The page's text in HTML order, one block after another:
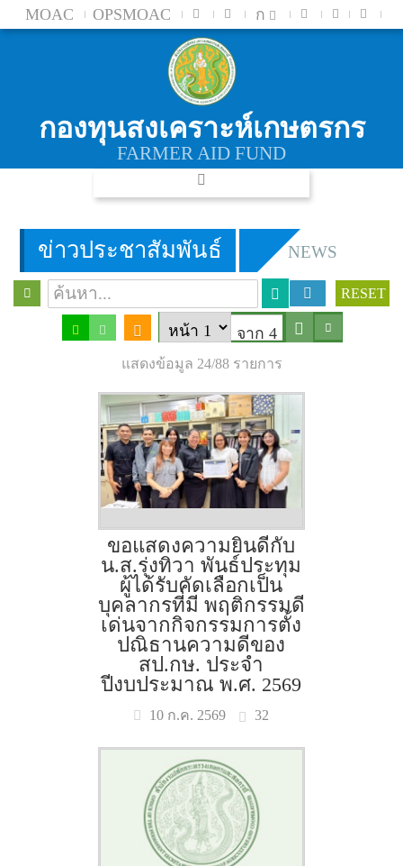
MOAC OPSMOAC ก
กองทุนสงเคราะห์เกษตรกร
FARMER AID FUND
ข่าวประชาสัมพันธ์ NEWS
RESET
จาก 4
แสดงข้อมูล 24/88 รายการ
ขอแสดงความยินดีกับ
น.ส.รุ่งทิวา พันธ์ประทุม
ผู้ได้รับคัดเลือกเป็น
บุคลากรที่มี พฤติกรรมดี
เด่นจากกิจกรรมการตั้ง
ปณิธานความดีของ
สป.กษ. ประจำ
ปีงบประมาณ พ.ศ. 2569
10 ก.ค. 2569 32